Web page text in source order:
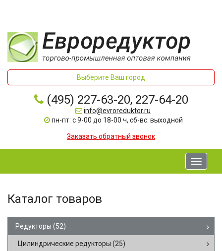
Выберите Ваш город
(495) 227-63-20, 227-64-20
info@evroreduktor.ru
пн-пт: с 9-00 до 18-00 ч, сб-вс: выходной
Заказать обратный звонок
Toggle
Каталог товаров
Редукторы (52)
Цилиндрические редукторы (25)